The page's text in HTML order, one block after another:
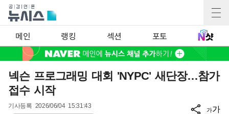
메인 랭킹 섹션 포토
넥슨 프로그래밍 대회 'NYPC' 새단장…참가
접수 시작
기사등록 2026/06/04 15:31:43
가가